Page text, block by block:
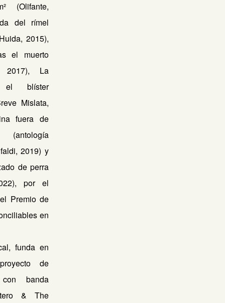
(Olifante,
del rímel
2015),
el muerto
2017), La
blíster
Mislata,
fuera de
(antología
2019) y
de perra
por el
Premio de
en
funda en
de
con banda
& The